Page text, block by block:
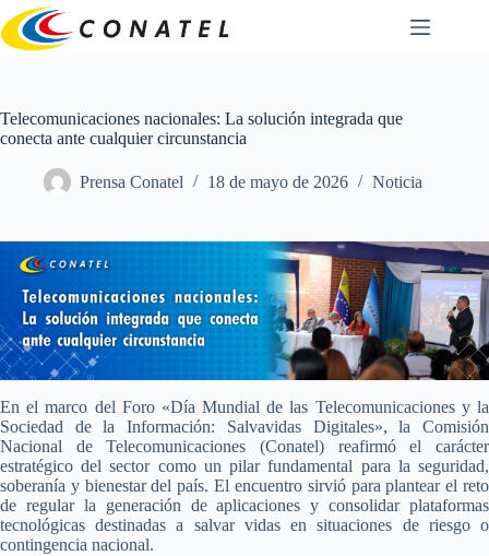
Saltar
al
contenido
Telecomunicaciones nacionales: La solución integrada que
conecta ante cualquier circunstancia
Prensa Conatel 18 de mayo de 2026 Noticia
En el marco del Foro «Día Mundial de las Telecomunicaciones y la
Sociedad de la Información: Salvavidas Digitales», la Comisión
Nacional de Telecomunicaciones (Conatel) reafirmó el carácter
estratégico del sector como un pilar fundamental para la seguridad,
soberanía y bienestar del país. El encuentro sirvió para plantear el reto
de regular la generación de aplicaciones y consolidar plataformas
tecnológicas destinadas a salvar vidas en situaciones de riesgo o
contingencia nacional.